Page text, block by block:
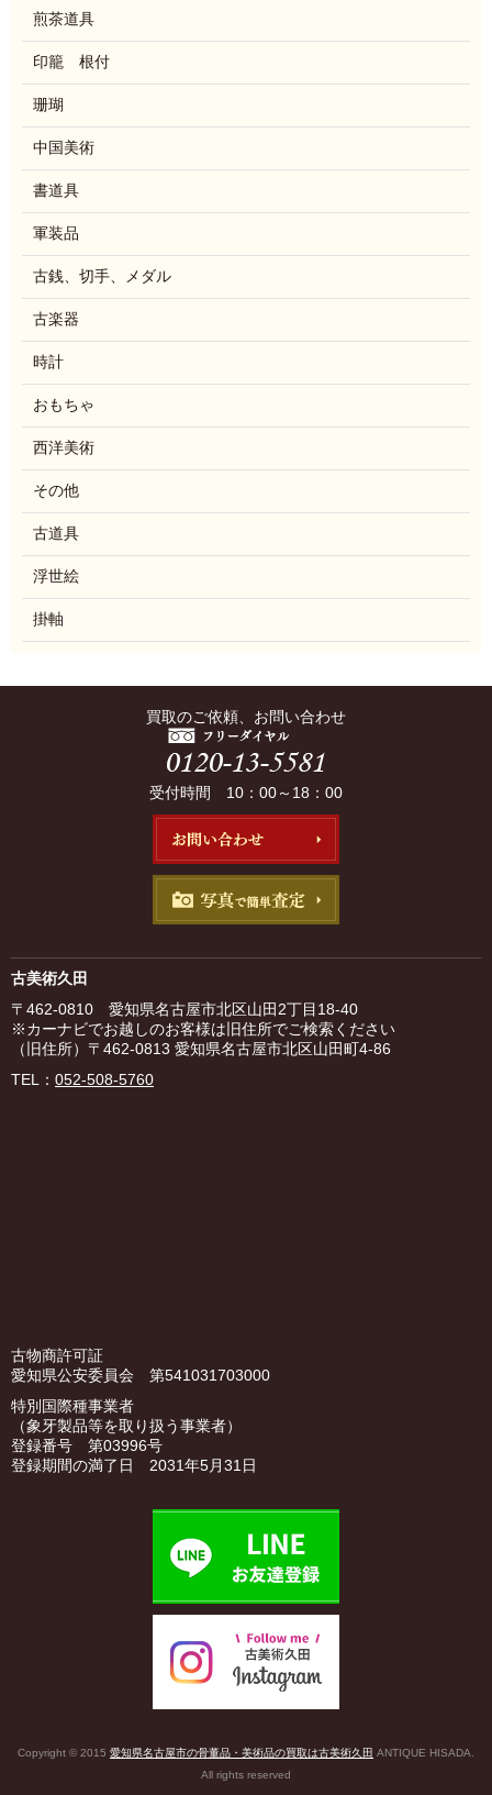
煎茶道具
印籠 根付
珊瑚
中国美術
書道具
軍装品
古銭、切手、メダル
古楽器
時計
おもちゃ
西洋美術
その他
古道具
浮世絵
掛軸
買取のご依頼、お問い合わせ
受付時間 10：00～18：00
古美術久田
〒462-0810 愛知県名古屋市北区山田2丁目18-40
※カーナビでお越しのお客様は旧住所でご検索ください
（旧住所）〒462-0813 愛知県名古屋市北区山田町4-86
TEL： 052-508-5760
古物商許可証
愛知県公安委員会 第541031703000
特別国際種事業者
（象牙製品等を取り扱う事業者）
登録番号 第03996号
登録期間の満了日 2031年5月31日
Copyright © 2015 愛知県名古屋市の骨董品・美術品の買取は古美術久田 ANTIQUE HISADA.
All rights reserved